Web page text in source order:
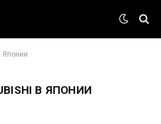
Японии
В ЯПОНИИ